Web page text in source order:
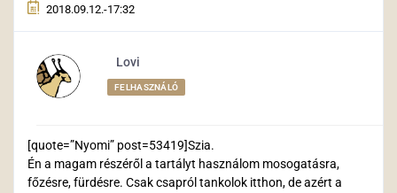
2018.09.12.-17:32
Lovi
FELHASZNÁLÓ
[quote=”Nyomi” post=53419]Szia.
Én a magam részéről a tartályt használom mosogatásra,
főzésre, fürdésre. Csak csapról tankolok itthon, de azért a